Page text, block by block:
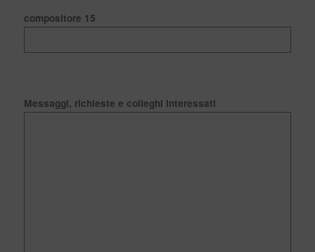
compositore 15
Messaggi, richieste e colleghi interessati